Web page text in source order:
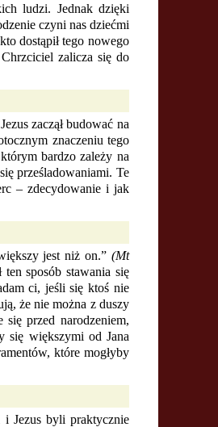
ludzi. Jednak dzięki
czyni nas dziećmi
dostąpił tego nowego
zalicza się do
zaczął budować na
znaczeniu tego
bardzo zależy na
prześladowaniami. Te
– zdecydowanie i jak
jest niż on.” (Mt
sposób stawania się
ci, jeśli się ktoś nie
że nie można z duszy
przed narodzeniem,
się większymi od Jana
które mogłyby
i Jezus byli praktycznie